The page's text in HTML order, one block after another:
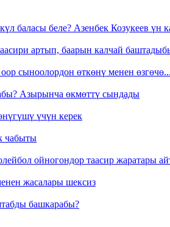
баласы беле? Азенбек Козукеев үн
артып, баарын калчай
сыноолордон өткөнү менен өзгөчө...
Азырынча өкмөттү сындады
үчүн керек
чабыты
ойногондор таасир жаратары
жасалары шексиз
башкарабы?